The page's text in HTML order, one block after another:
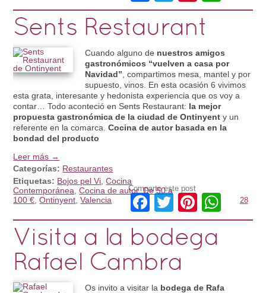
Sents Restaurant
Cuando alguno de nuestros amigos
gastronómicos “vuelven a casa por
Navidad” , compartimos mesa, mantel y por
supuesto, vinos. En esta ocasión 6 vivimos
esta grata, interesante y hedonista experiencia que os voy a
contar… Todo aconteció en Sents Restaurant: la mejor
propuesta gastronómica de la ciudad de Ontinyent y un
referente en la comarca.Cocina de autor basada en la
bondad del producto
Leer más →
Categorías: Restaurantes
Etiquetas: Bojos pel Vi ,Cocina
Contemporánea ,Cocina de autor,De 50 a
100 € ,Ontinyent ,Valencia
Comparte este post
Facebook
Twitter 28
Visita a la bodega
Rafael Cambra
Os invito a visitar la bodega de Rafa